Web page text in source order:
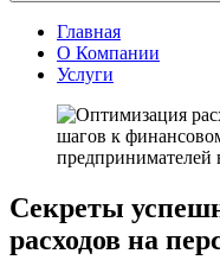
Главная
О Компании
Услуги
Секреты
расходов на